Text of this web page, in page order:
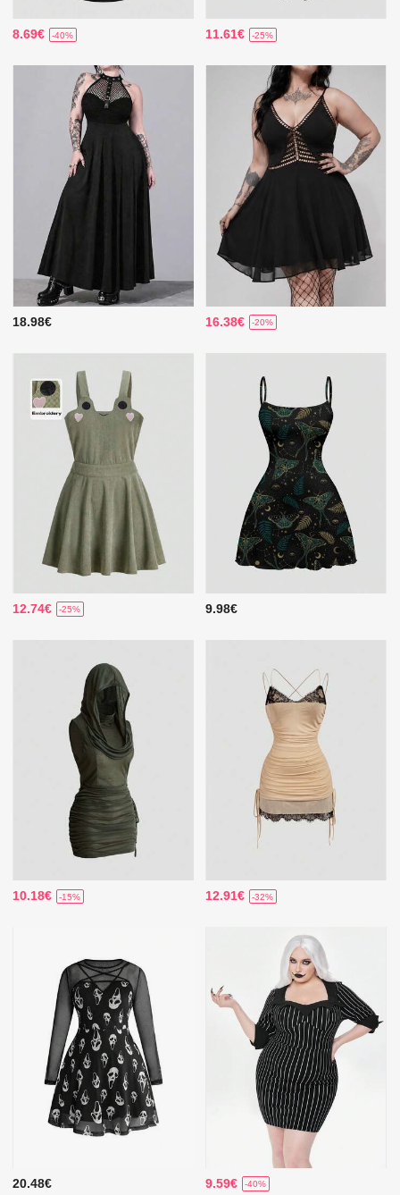
8.69€ -40% 11.61€ -25%
18.98€ 16.38€ -20%
12.74€ -25% 9.98€
10.18€ -15% 12.91€ -32%
20.48€ 9.59€ -40%